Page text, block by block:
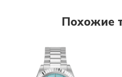
Похожие